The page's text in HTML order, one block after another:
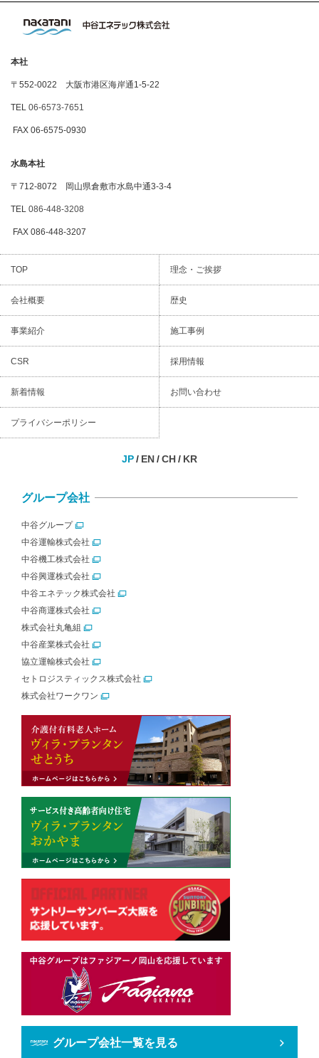
本社
〒552-0022 大阪市港区海岸通1-5-22
TEL 06-6573-7651
FAX 06-6575-0930
水島本社
〒712-8072 岡山県倉敷市水島中通3-3-4
TEL 086-448-3208
FAX 086-448-3207
TOP 理念・ご挨拶
会社概要 歴史
事業紹介 施工事例
CSR 採用情報
新着情報 お問い合わせ
プライバシーポリシー
JP EN CH KR
グループ会社
中谷グループ
中谷運輸株式会社
中谷機工株式会社
中谷興運株式会社
中谷エネテック株式会社
中谷商運株式会社
株式会社丸亀組
中谷産業株式会社
協立運輸株式会社
セトロジスティックス株式会社
株式会社ワークワン
グループ会社一覧を見る